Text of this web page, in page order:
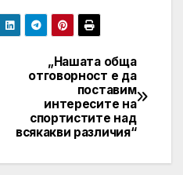
„Нашата обща
отговорност е да
поставим
интересите на
спортистите над
всякакви различия“